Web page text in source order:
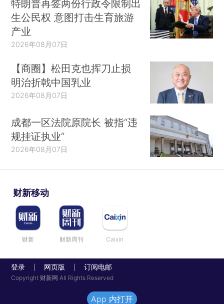
特朗普再签两份行政令限制出
生公民权 意图打击生育旅游
产业
2026年08月07日
【商圈】松田克也挥刀止损
明治折戟中国乳业
2026年08月07日
成都一区法院原院长 被指“违
规挂证执业”
2026年08月07日
财新移动
财新 财新周刊 Caixin
登录 网页版 订阅电邮
Copyright 财新网 All Rights Reserved
App 内打开